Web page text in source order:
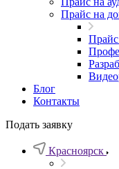
Прайс на
Блог
Контакты
Подать заявку
Красноярск